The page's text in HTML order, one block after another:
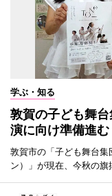
学ぶ・知る
敦賀の子ども舞
演に向け準備進む
敦賀市の「子ども舞台
ン）」が現在、今秋の旗